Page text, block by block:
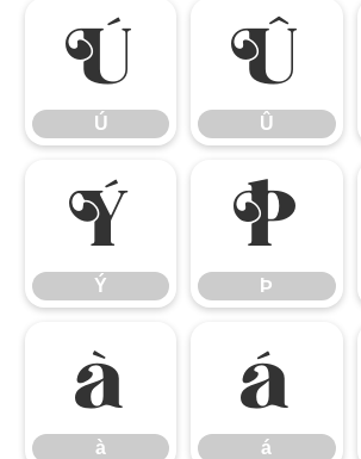
Ú
Ú
Û
Û
Ý
Ý
Þ
Þ
à
à
á
á